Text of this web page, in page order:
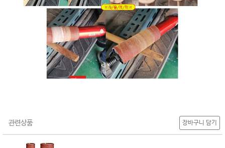
관련상품 장바구니 담기